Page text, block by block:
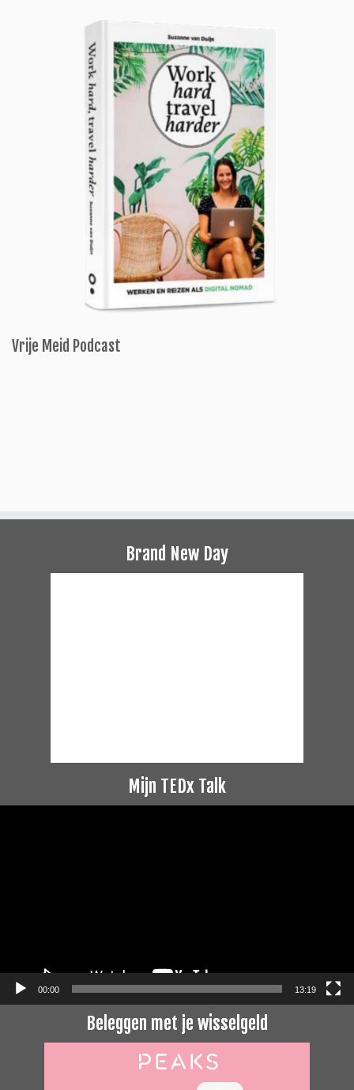
Vrije Meid Podcast
Brand New Day
Mijn TEDx Talk
00:00 13:19
Beleggen met je wisselgeld